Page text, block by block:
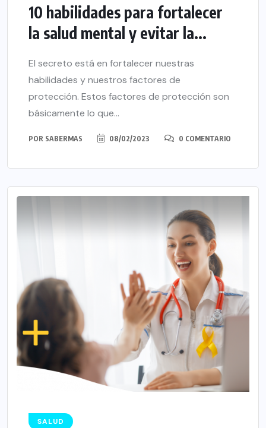
10 habilidades para fortalecer
la salud mental y evitar la...
El secreto está en fortalecer nuestras
habilidades y nuestros factores de
protección. Estos factores de protección son
básicamente lo que...
POR SABERMAS 08/02/2023 0 COMENTARIO
SALUD